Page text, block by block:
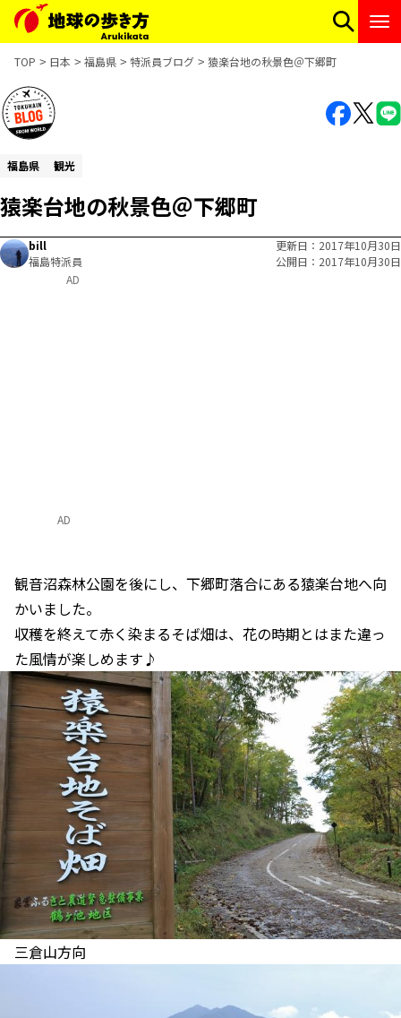
TOP 日本 福島県 特派員ブログ 猿楽台地の秋景色＠下郷町
福島県 観光
猿楽台地の秋景色＠下郷町
bill
福島特派員
更新日
2017年10月30日
公開日
2017年10月30日
AD
観音沼森林公園を後にし、下郷町落合にある猿楽台地へ向
かいました。
収穫を終えて赤く染まるそば畑は、花の時期とはまた違っ
た風情が楽しめます♪
三倉山方向
AD